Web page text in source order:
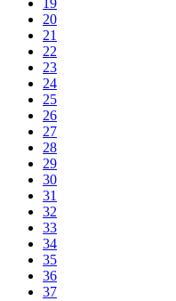
19
20
21
22
23
24
25
26
27
28
29
30
31
32
33
34
35
36
37